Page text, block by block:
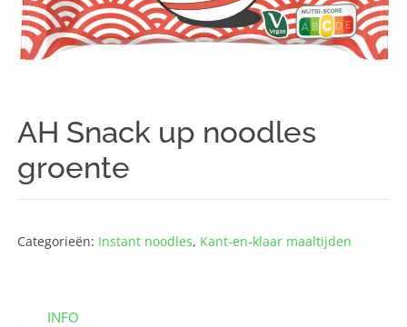
AH Snack up noodles
groente
Categorieën: Instant noodles, Kant-en-klaar maaltijden
INFO